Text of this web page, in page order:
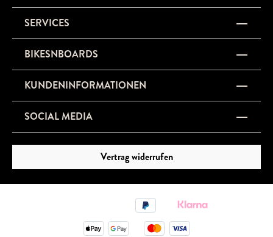
SERVICES
BIKESNBOARDS
KUNDENINFORMATIONEN
SOCIAL MEDIA
Vertrag widerrufen